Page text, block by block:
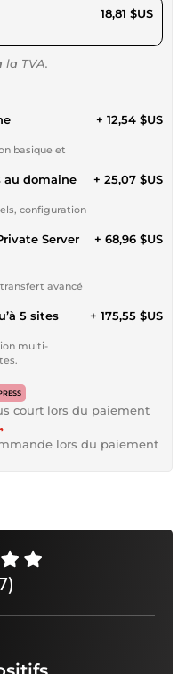
18,81 $US
la TVA.
basique et
+ 12,54 $US
au domaine
configuration
+ 25,07 $US
Server
avancé
+ 68,96 $US
5 sites
multi-
+ 175,55 $US
court lors du paiement
lors du paiement